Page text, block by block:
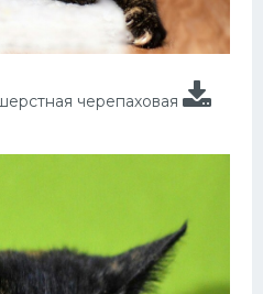
черепаховая